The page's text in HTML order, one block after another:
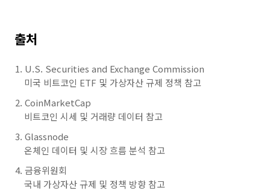
출처
U.S. Securities and Exchange Commission
미국 비트코인 ETF 및 가상자산 규제 정책 참고
CoinMarketCap
비트코인 시세 및 거래량 데이터 참고
Glassnode
온체인 데이터 및 시장 흐름 분석 참고
금융위원회
국내 가상자산 규제 및 정책 방향 참고